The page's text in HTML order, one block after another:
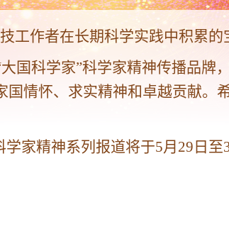
工作者在长期科学实践中积累的
国科学家”科学家精神传播品牌
情怀、求实精神和卓越贡献。
家精神系列报道将于5月29日